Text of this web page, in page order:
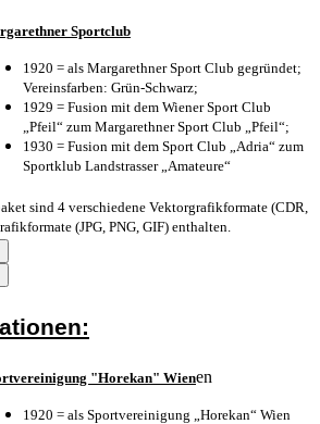
Sportclub
1920 = als Margarethner Sport Club gegründet;
Vereinsfarben: Grün-Schwarz;
1929 = Fusion mit dem Wiener Sport Club
„Pfeil“ zum Margarethner Sport Club „Pfeil“;
1930 = Fusion mit dem Sport Club „Adria“ zum
Sportklub Landstrasser „Amateure“
sind 4 verschiedene Vektorgrafikformate (CDR,
(JPG, PNG, GIF) enthalten.
"Horekan" Wienen
1920 = als Sportvereinigung „Horekan“ Wien